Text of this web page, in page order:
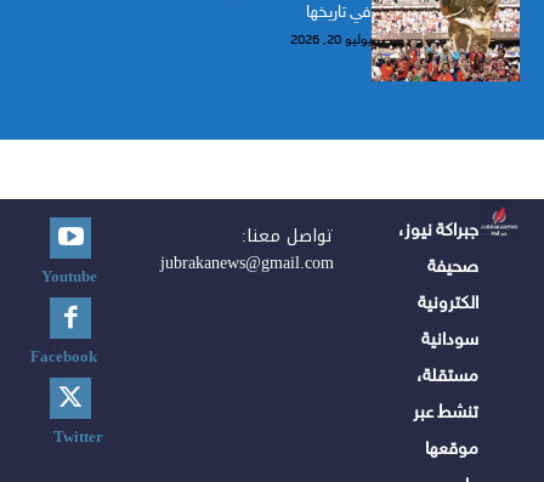
في تاريخها
يوليو 20, 2026
جبراكة نيوز،
صحيفة
الكترونية
سودانية
مستقلة،
تنشط عبر
موقعها
تواصل معنا:
jubrakanews@gmail.com
Youtube
Facebook
Twitter